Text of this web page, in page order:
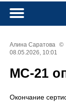
Алина Саратова ©
08.05.2026, 10:01
МС‑21
Окончание